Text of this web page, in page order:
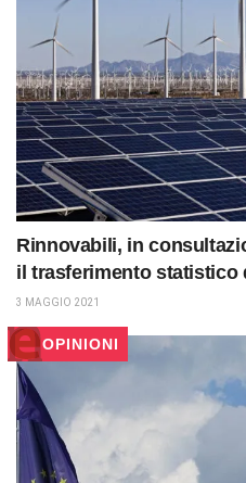
Rinnovabili, in
il trasferimento statistico
3 MAGGIO 2021
OPINIONI